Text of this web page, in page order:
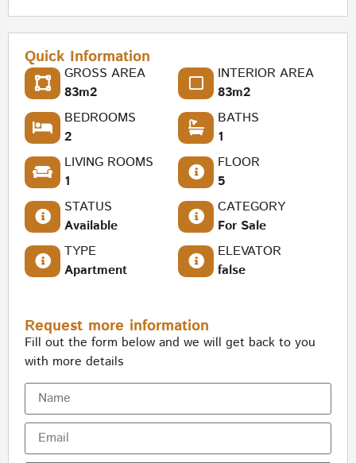
Quick Information
GROSS AREA
83m2
INTERIOR AREA
83m2
BEDROOMS
2
BATHS
1
LIVING ROOMS
1
FLOOR
5
STATUS
Available
CATEGORY
For Sale
TYPE
Apartment
ELEVATOR
false
Request more information
Fill out the form below and we will get back to you
with more details